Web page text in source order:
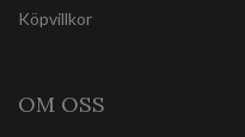
Köpvillkor
OM OSS